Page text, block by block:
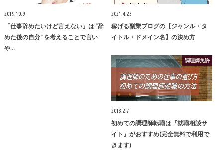
2019.10.9
「仕事辞めたいけど言えない」は “辞
めた後の自分” を考えることで言い
や…
2021.4.23
稼げる副業ブログの【ジャンル・タ
イトル・ドメイン名】の決め方
調理師免許
2018.2.7
初めての調理師転職は『就職相談サ
イト』がおすすめ(完全無料で利用で
きます)